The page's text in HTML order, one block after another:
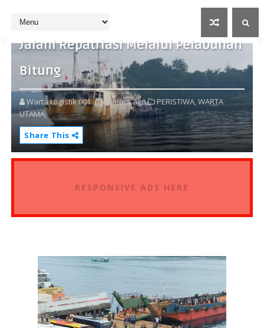
157 ABK WNI Kerja di Kapal RRT
Jalani Repatriasi Melalui Pelabuhan
Bitung
Warta Logistik 001 6 years ago PERISTIWA, WARTA
UTAMA,
Share This
RESPONSIVE ADS HERE